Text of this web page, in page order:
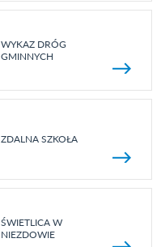
WYKAZ DRÓG
GMINNYCH
ZDALNA SZKOŁA
ŚWIETLICA W
NIEZDOWIE